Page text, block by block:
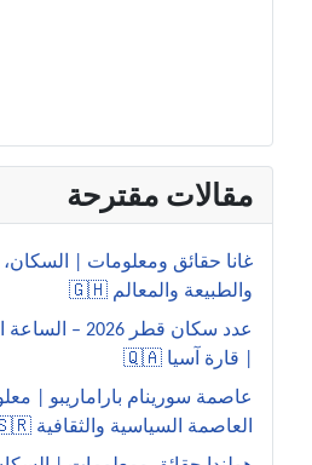
مقالات مقترحة
غانا حقائق ومعلومات | السكان،
والطبيعة والمعالم 🇬🇭
عدد سكان قطر
| قارة آسيا 🇶🇦
عاصمة سورينام باراماريبو |
العاصمة السياسية والثقافية 🇸🇷